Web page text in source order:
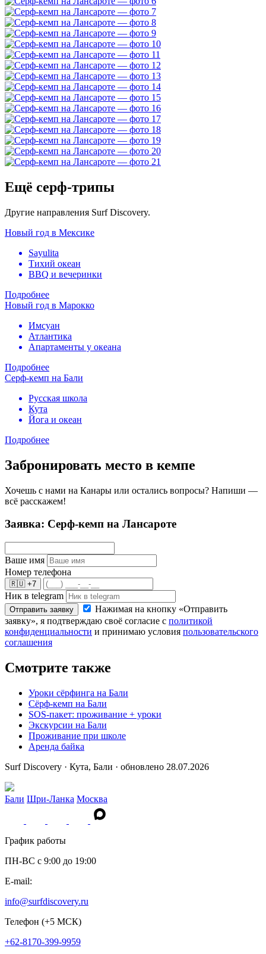
Ещё серф-трипы
Другие направления Surf Discovery.
Новый год в Мексике
Sayulita
Тихий океан
BBQ и вечеринки
Подробнее
Новый год в Марокко
Имсуан
Атлантика
Апартаменты у океана
Подробнее
Серф-кемп на Бали
Русская школа
Кута
Йога и океан
Подробнее
Забронировать место в кемпе
Хочешь с нами на Канары или остались вопросы? Напиши —
всё расскажем!
Заявка: Серф-кемп на Лансароте
Ваше имя
Номер телефона
🇷🇺 +7
Ник в telegram
Отправить заявку
Нажимая на кнопку «Отправить
заявку», я подтверждаю своё согласие с политикой
конфиденциальности и принимаю условия пользовательского
соглашения
Смотрите также
Уроки сёрфинга на Бали
Сёрф-кемп на Бали
SOS-пакет: проживание + уроки
Экскурсии на Бали
Проживание при школе
Аренда байка
Surf Discovery · Кута, Бали · обновлено 28.07.2026
Бали Шри-Ланка Москва
График работы
ПН-ВС c 9:00 до 19:00
E-mail:
info@surfdiscovery.ru
Телефон (+5 МСК)
+62-8170-399-9959